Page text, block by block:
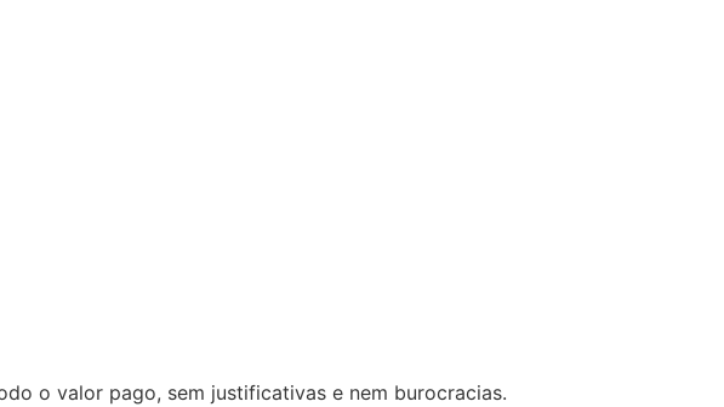
o valor pago, sem justificativas e nem burocracias.